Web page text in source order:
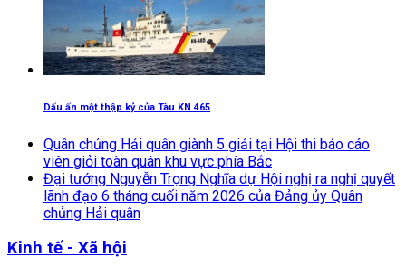
Dấu ấn một thập kỷ của Tàu KN 465
Quân chủng Hải quân giành 5 giải tại Hội thi báo cáo
viên giỏi toàn quân khu vực phía Bắc
Đại tướng Nguyễn Trọng Nghĩa dự Hội nghị ra nghị quyết
lãnh đạo 6 tháng cuối năm 2026 của Đảng ủy Quân
chủng Hải quân
Kinh tế - Xã hội